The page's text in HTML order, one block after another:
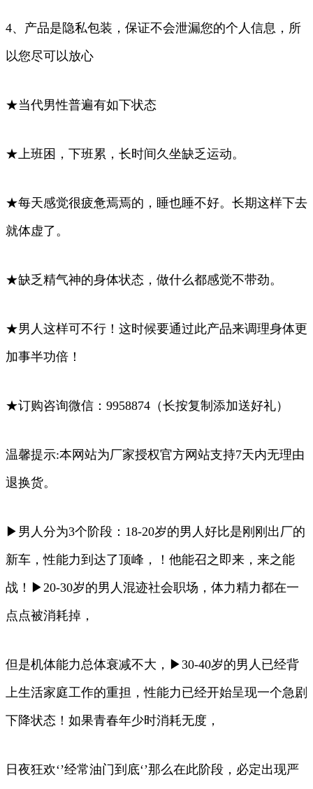
4、产品是隐私包装，保证不会泄漏您的个人信息，所
以您尽可以放心
★当代男性普遍有如下状态
★上班困，下班累，长时间久坐缺乏运动。
★每天感觉很疲惫焉焉的，睡也睡不好。长期这样下去
就体虚了。
★缺乏精气神的身体状态，做什么都感觉不带劲。
★男人这样可不行！这时候要通过此产品来调理身体更
加事半功倍！
★订购咨询微信： 9958874 （长按复制添加送好礼）
温馨提示:本网站为厂家授权官方网站支持7天内无理由
退换货。
▶男人分为3个阶段：18-20岁的男人好比是刚刚出厂的
新车，性能力到达了顶峰，！他能召之即来，来之能
战！▶20-30岁的男人混迹社会职场，体力精力都在一
点点被消耗掉，
但是机体能力总体衰减不大，▶30-40岁的男人已经背
上生活家庭工作的重担，性能力已经开始呈现一个急剧
下降状态！如果青春年少时消耗无度，
日夜狂欢‘’经常油门到底‘’那么在此阶段，必定出现严